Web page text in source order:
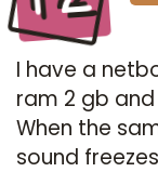
I have a
ram 2 gb and
When the
sound